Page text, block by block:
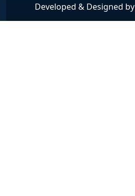
Developed & Designed by